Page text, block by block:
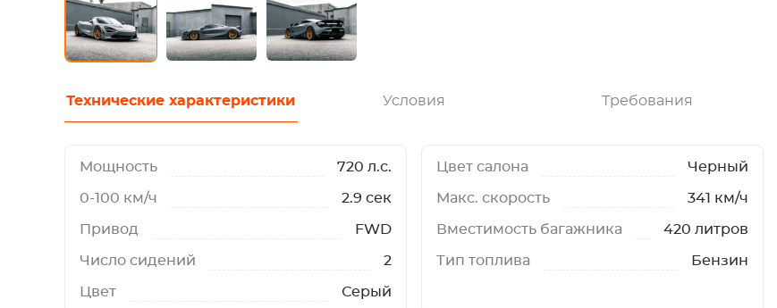
Технические характеристики Условия Требования
Мощность 720 л.с.
0-100 км/ч 2.9 сек
Привод FWD
Число сидений 2
Цвет Серый
Цвет салона Черный
Макс. скорость 341 км/ч
Вместимость багажника 420 литров
Тип топлива Бензин